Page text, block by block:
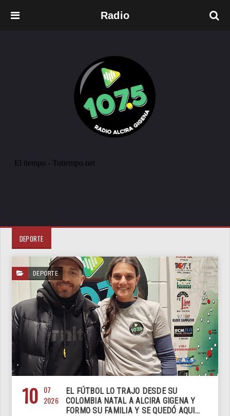
Radio
DEPORTE
DEPORTE
10 07
2026
EL FÚTBOL LO TRAJO DESDE SU
COLOMBIA NATAL A ALCIRA GIGENA Y
FORMO SU FAMILIA Y SE QUEDÓ AQUI...